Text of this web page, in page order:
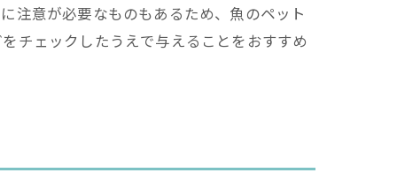
注意が必要なものもあるため、魚のペット
チェックしたうえで与えることをおすすめ